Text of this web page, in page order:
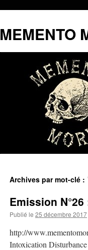
MEMENTO
contenu
Archives par mot-clé :
Emission N°26
Publié le 25 décembre 2017
http://
Intoxication